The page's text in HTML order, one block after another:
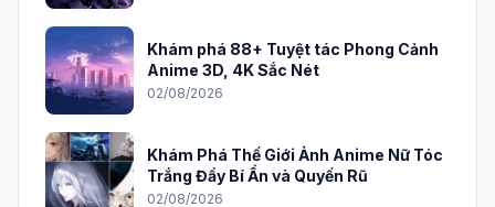
Khám phá 88+ Tuyệt tác Phong Cảnh
Anime 3D, 4K Sắc Nét
02/08/2026
Khám Phá Thế Giới Ảnh Anime Nữ Tóc
Trắng Đầy Bí Ẩn và Quyến Rũ
02/08/2026